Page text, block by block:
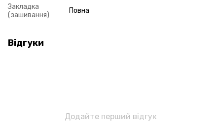
Закладка
(зашивання)
Повна
Відгуки
Додайте перший відгук